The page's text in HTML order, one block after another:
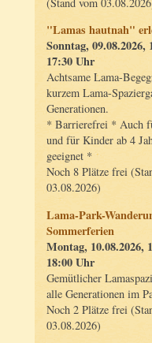
"Lamas hautnah"
Sonntag, 09.08.2026,
17:30 Uhr
Achtsame Lama-
kurzem Lama-
Generationen.
* Barrierefrei * Auch
und für Kinder ab 4
geeignet *
Noch 8 Plätze frei
03.08.2026)
Lama-Park-
Sommerferien
Montag, 10.08.2026,
18:00 Uhr
Gemütlicher
alle Generationen im
Noch 2 Plätze frei
03.08.2026)